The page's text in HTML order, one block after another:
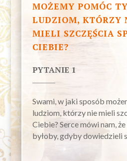
MOŻEMY POMÓC
LUDZIOM, KTÓRZY
MIELI SZCZĘŚCIA
CIEBIE?
PYTANIE 1
Swami, w jaki sposób
ludziom, którzy nie mieli
Ciebie? Serce mówi nam,
byłoby, gdyby dowiedzieli